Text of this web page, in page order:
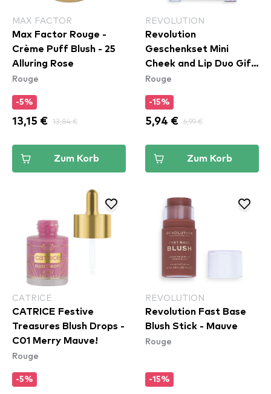
MAX FACTOR
Max Factor Rouge -
Crème Puff Blush - 25
Alluring Rose
Rouge
-5%
13,15 € 13,84 €
Zum Korb
REVOLUTION
Revolution
Geschenkset Mini
Cheek and Lip Duo Gift
Set
Rouge
-15%
5,94 € 6,99 €
Zum Korb
CATRICE
CATRICE Festive
Treasures Blush Drops -
C01 Merry Mauve!
Rouge
-5%
REVOLUTION
Revolution Fast Base
Blush Stick - Mauve
Rouge
-15%